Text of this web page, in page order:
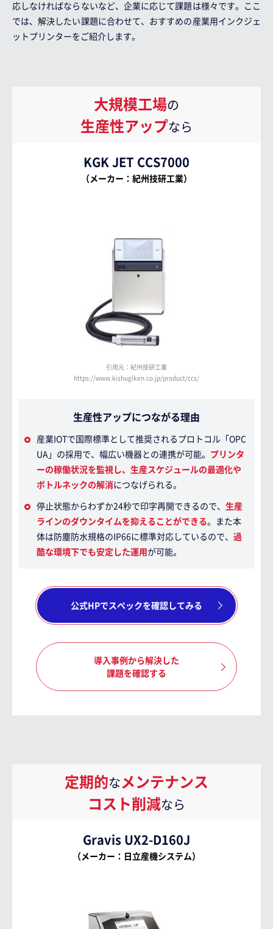
応しなければならないなど、企業に応じて課題は様々です。ここ
では、解決したい課題に合わせて、おすすめの産業用インクジェ
ットプリンターをご紹介します。
大規模工場の
生産性アップなら
KGK JET CCS7000
（メーカー：紀州技研工業）
引用元：紀州技研工業
https://www.kishugiken.co.jp/product/ccs/
生産性アップにつながる理由
産業IOTで国際標準として推奨されるプロトコル「OPC
UA」の採用で、幅広い機器との連携が可能。 プリンタ
ーの稼働状況を監視し、生産スケジュールの最適化や
ボトルネックの解消につなげられる。
停止状態からわずか24秒で印字再開できるので、 生産
ラインのダウンタイムを抑えることができる。また本
体は防塵防水規格のIP66に標準対応しているので、 過
酷な環境下でも安定した運用が可能。
公式HPでスペックを確認してみる
導入事例から解決した
課題を確認する
定期的なメンテナンス
コスト削減なら
Gravis UX2-D160J
（メーカー：日立産機システム）